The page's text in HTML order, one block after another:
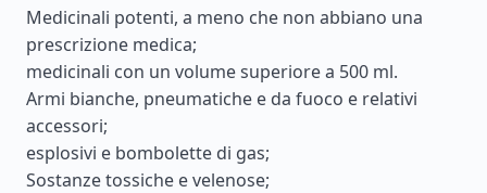
Medicinali potenti, a meno che non abbiano una
prescrizione medica;
medicinali con un volume superiore a 500 ml.
Armi bianche, pneumatiche e da fuoco e relativi
accessori;
esplosivi e bombolette di gas;
Sostanze tossiche e velenose;